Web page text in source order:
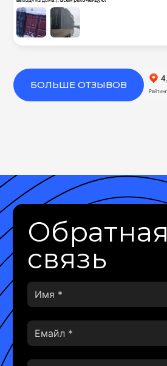
БОЛЬШЕ ОТЗЫВОВ
Обратная
связь